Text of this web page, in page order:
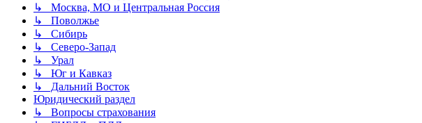
↳ Москва, МО и Центральная Россия
↳ Поволжье
↳ Сибирь
↳ Северо-Запад
↳ Урал
↳ Юг и Кавказ
↳ Дальний Восток
Юридический раздел
↳ Вопросы страхования